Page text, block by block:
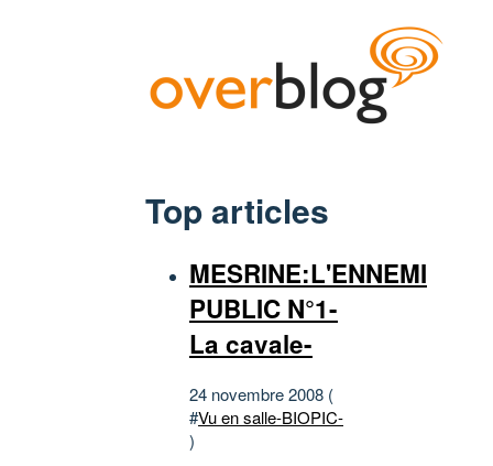
Top articles
MESRINE:L'ENNEMI
PUBLIC N°1-
La cavale-
24 novembre 2008 (
#Vu en salle-BIOPIC-
)